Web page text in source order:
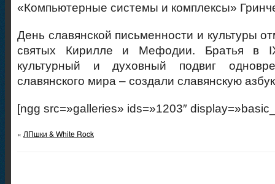
«Компьютерные системы и комплексы»
День славянской письменности и культуры
святых Кирилле и Мефодии. Братья в
культурный и духовный подвиг
славянского мира – создали славянскую
[ngg src=»galleries» ids=»1203″
« ЛПшки & White Rock